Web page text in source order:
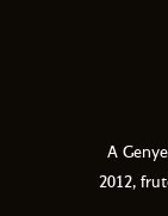
A
2012,